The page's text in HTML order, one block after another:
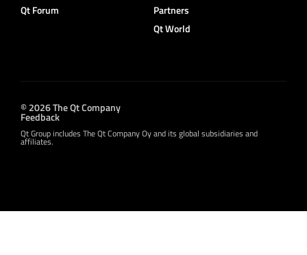
Qt Forum
Partners
Qt World
© 2026 The Qt Company
Feedback
Qt Group includes The Qt Company Oy and its global subsidiaries and
affiliates.